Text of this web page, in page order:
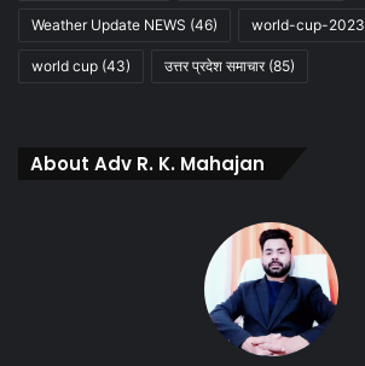
Weather Update NEWS (46) world-cup-2023
world cup (43) उत्तर प्रदेश समाचार(85)
About Adv R. K. Mahajan